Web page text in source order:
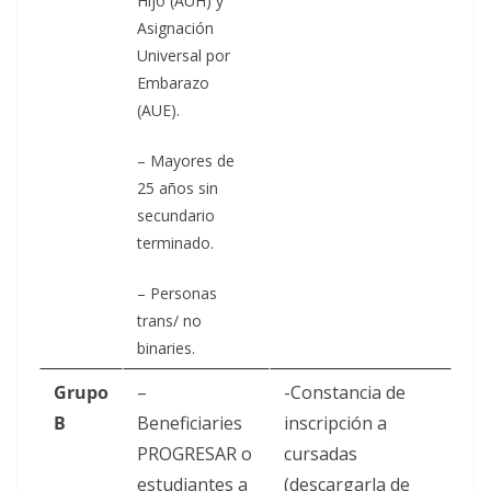
Asignación
Universal por
Embarazo
(AUE).
– Mayores de
25 años sin
secundario
terminado.
– Personas
trans/ no
binaries.
Grupo
B
–
Beneficiaries
PROGRESAR o
estudiantes a
-Constancia de
inscripción a
cursadas
(descargarla de